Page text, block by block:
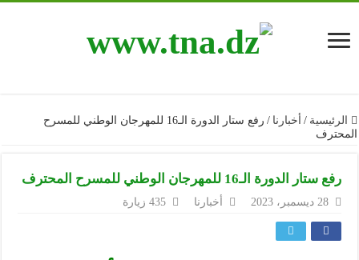
الرئيسية / أخبارنا /
رفع ستار الدورة الـ16 للمهرجان الوطني للمسرح
المحترف
رفع ستار الدورة الـ16 للمهرجان الوطني للمسرح المحترف
28 ديسمبر، 2023 أخبارنا 435 زيارة